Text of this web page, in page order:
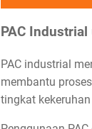
PAC
PAC industrial
membantu
tingkat